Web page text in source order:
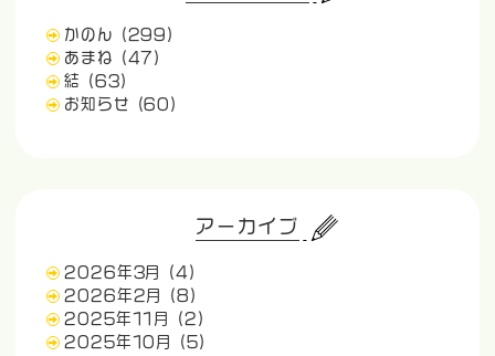
かのん
(299)
あまね
(47)
結
(63)
お知らせ
(60)
アーカイブ
2026年3月
(4)
2026年2月
(8)
2025年11月
(2)
2025年10月
(5)